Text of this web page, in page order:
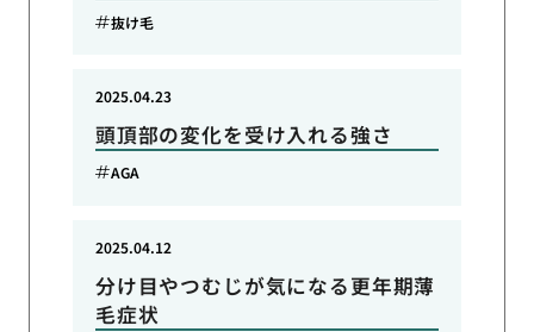
抜け毛
頭頂部の変化を受け入れる強さ
2025.04.23
AGA
分け目やつむじが気になる更年期薄
毛症状
2025.04.12